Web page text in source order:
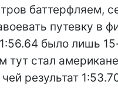
баттерфляем,
путевку в
было лишь
тут стал
результат